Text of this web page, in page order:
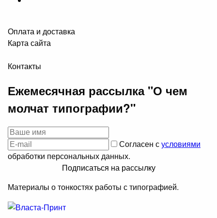
Оплата и доставка
Карта сайта
Контакты
Ежемесячная рассылка "О чем
молчат типографии?"
Согласен сусловиями
обработки персональных данных.
Подписаться на рассылку
Материалы о тонкостях работы с типографией.